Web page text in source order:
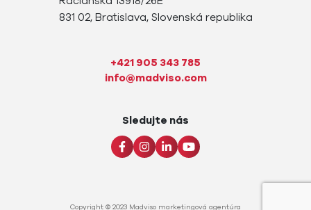
831 02, Bratislava, Slovenská republika
+421 905 343 785
info@madviso.com
Sledujte nás
Copyright © 2023 Madviso marketingová agentúra